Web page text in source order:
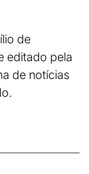
de
editado pela
de notícias